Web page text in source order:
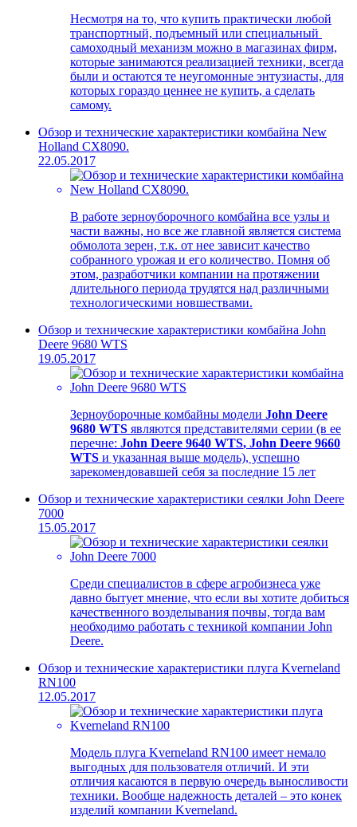
Несмотря на то, что купить практически любой
транспортный, подъемный или специальный
самоходный механизм можно в магазинах фирм,
которые занимаются реализацией техники, всегда
были и остаются те неугомонные энтузиасты, для
которых гораздо ценнее не купить, а сделать
самому.
Обзор и технические характеристики комбайна New
Holland CX8090.
22.05.2017
В работе зерноуборочного комбайна все узлы и
части важны, но все же главной является система
обмолота зерен, т.к. от нее зависит качество
собранного урожая и его количество. Помня об
этом, разработчики компании на протяжении
длительного периода трудятся над различными
технологическими новшествами.
Обзор и технические характеристики комбайна John
Deere 9680 WTS
19.05.2017
Зерноуборочные комбайны модели John Deere
9680 WTS являются представителями серии (в ее
перечне: John Deere 9640 WTS, John Deere 9660
WTS и указанная выше модель), успешно
зарекомендовавшей себя за последние 15 лет
Обзор и технические характеристики сеялки John Deere
7000
15.05.2017
Среди специалистов в сфере агробизнеса уже
давно бытует мнение, что если вы хотите добиться
качественного возделывания почвы, тогда вам
необходимо работать с техникой компании John
Deere.
Обзор и технические характеристики плуга Kverneland
RN100
12.05.2017
Модель плуга Kverneland RN100 имеет немало
выгодных для пользователя отличий. И эти
отличия касаются в первую очередь выносливости
техники. Вообще надежность деталей – это конек
изделий компании Kverneland.